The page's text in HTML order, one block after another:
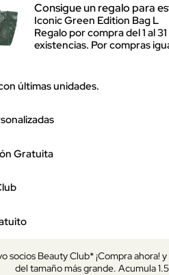
Consigue un regalo para
Iconic Green Edition Bag L
Regalo por compra del 1 al
existencias. Por compras
últimas unidades.
Gratuita
socios Beauty Club* ¡Compra ahora!
del tamaño más grande. Acumula